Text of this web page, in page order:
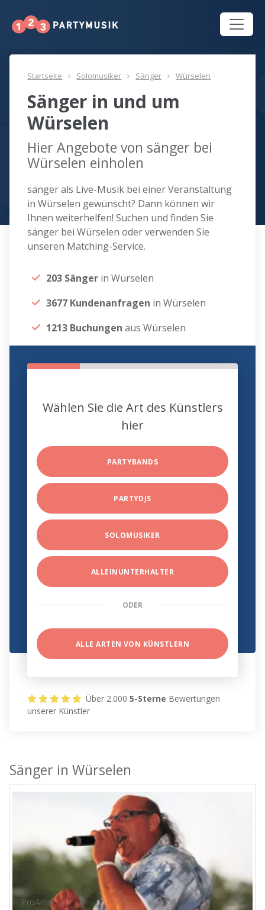
Startseite Solomusiker Sänger Würselen
Sänger in und um
Würselen
Hier Angebote von sänger bei
Würselen einholen
sänger als Live-Musik bei einer Veranstaltung
in Würselen gewünscht? Dann können wir
Ihnen weiterhelfen! Suchen und finden Sie
sänger bei Würselen oder verwenden Sie
unseren Matching-Service.
203 Sänger in Würselen
3677 Kundenanfragen in Würselen
1213 Buchungen aus Würselen
Wählen Sie die Art des Künstlers
hier
PARTYBANDS
PARTYDJS
SOLOMUSIKER
ALLEINUNTERHALTER
ODER
ALLE ARTEN VON KÜNSTLERN
Über 2.0005-Sterne Bewertungen
unserer Künstler
Sänger in Würselen
ProArtist